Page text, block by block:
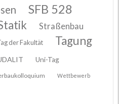
SFB 528
Straßenbau
der Fakultät Tagung
Uni-Tag
Wettbewerb